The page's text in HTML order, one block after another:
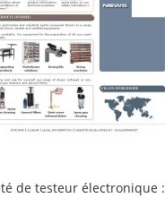
de testeur électronique :